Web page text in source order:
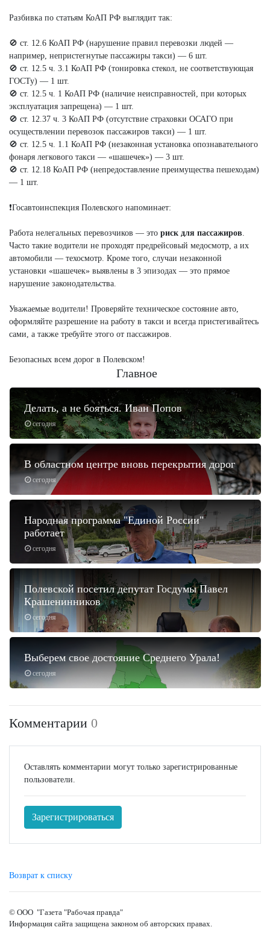
Разбивка по статьям КоАП РФ выглядит так:
🚫 ст. 12.6 КоАП РФ (нарушение правил перевозки людей —
например, непристегнутые пассажиры такси) — 6 шт.
🚫 ст. 12.5 ч. 3.1 КоАП РФ (тонировка стекол, не соответствующая
ГОСТу) — 1 шт.
🚫 ст. 12.5 ч. 1 КоАП РФ (наличие неисправностей, при которых
эксплуатация запрещена) — 1 шт.
🚫 ст. 12.37 ч. 3 КоАП РФ (отсутствие страховки ОСАГО при
осуществлении перевозок пассажиров такси) — 1 шт.
🚫 ст. 12.5 ч. 1.1 КоАП РФ (незаконная установка опознавательного
фонаря легкового такси — «шашечек») — 3 шт.
🚫 ст. 12.18 КоАП РФ (непредоставление преимущества пешеходам)
— 1 шт.
❗️Госавтоинспекция Полевского напоминает:
Работа нелегальных перевозчиков — это риск для пассажиров
Часто такие водители не проходят предрейсовый медосмотр, а их
автомобили — техосмотр. Кроме того, случаи незаконной
установки «шашечек» выявлены в 3 эпизодах — это прямое
нарушение законодательства.
Уважаемые водители! Проверяйте техническое состояние авто,
оформляйте разрешение на работу в такси и всегда пристегивайтесь
сами, а также требуйте этого от пассажиров.
Безопасных всем дорог в Полевском!
Главное
сегодня
Делать, а не бояться. Иван Попов
сегодня
В областном центре вновь перекрытия дорог
сегодня
Народная программа "Единой России"
работает
сегодня
Полевской посетил депутат Госдумы Павел
Крашенинников
сегодня
Выберем свое достояние Среднего Урала!
Комментарии 0
Оставлять комментарии могут только зарегистрированные
пользователи.
Зарегистрироваться
Возврат к списку
© ООО "Газета "Рабочая правда"
Информация сайта защищена законом об авторских правах.